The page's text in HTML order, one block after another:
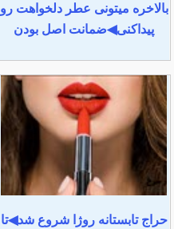
بالاخره میتونی عطر دلخواهت رو
پیداکنی◀ضمانت اصل بودن
حراج تابستانه روژا شروع شد◀تا